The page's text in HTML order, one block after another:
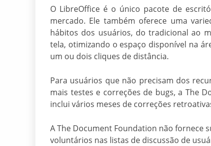
O LibreOffice é o único pacote de
mercado. Ele também oferece uma
hábitos dos usuários, do tradicional ao
tela, otimizando o espaço disponível na
um ou dois cliques de distância.
Para usuários que não precisam dos
mais testes e correções de bugs, a The
inclui vários meses de correções
A The Document Foundation não fornece
voluntários nas listas de discussão de